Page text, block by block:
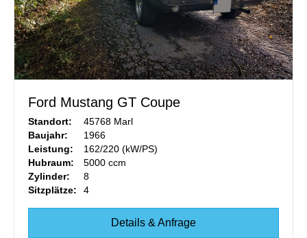
Ford Mustang GT Coupe
Standort:
45768 Marl
Baujahr:
1966
Leistung:
162/220 (kW/PS)
Hubraum:
5000 ccm
Zylinder:
8
Sitzplätze:
4
Details & Anfrage